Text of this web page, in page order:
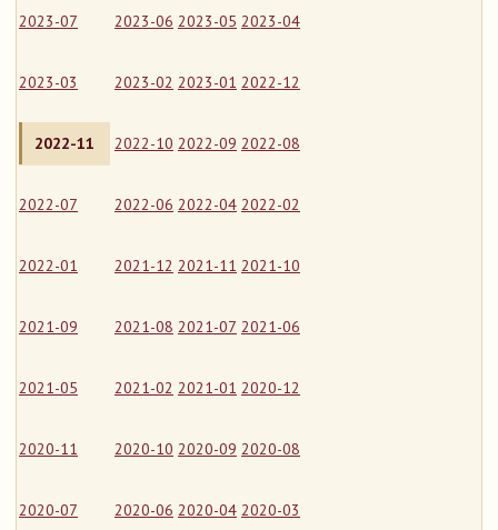
2023-07 2023-06 2023-05 2023-04
2023-03 2023-02 2023-01 2022-12
2022-11 2022-10 2022-09 2022-08
2022-07 2022-06 2022-04 2022-02
2022-01 2021-12 2021-11 2021-10
2021-09 2021-08 2021-07 2021-06
2021-05 2021-02 2021-01 2020-12
2020-11 2020-10 2020-09 2020-08
2020-07 2020-06 2020-04 2020-03